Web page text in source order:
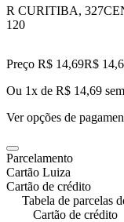
R CURITIBA, 327
120
Preço R$ 14,69R$ 14,
Ou 1x de R$ 14,69
Ver opções de
Parcelamento
Cartão Luiza
Cartão de crédito
Tabela de parcelas
Cartão de crédito